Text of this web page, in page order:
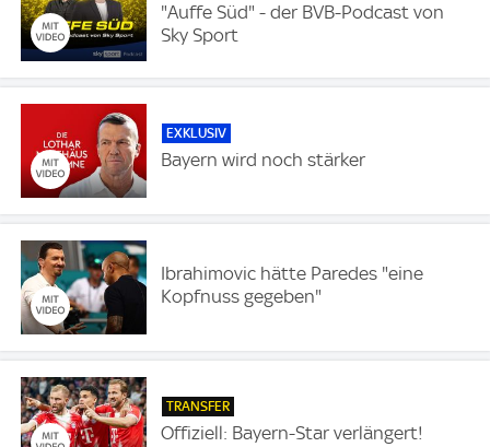
"Auffe Süd" - der BVB-Podcast von
Sky Sport
EXKLUSIV
Bayern wird noch stärker
Ibrahimovic hätte Paredes "eine
Kopfnuss gegeben"
TRANSFER
Offiziell: Bayern-Star verlängert!